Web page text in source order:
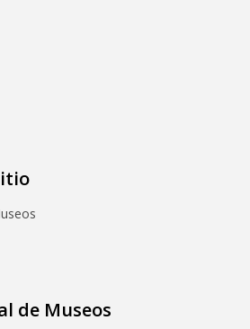
de Museos